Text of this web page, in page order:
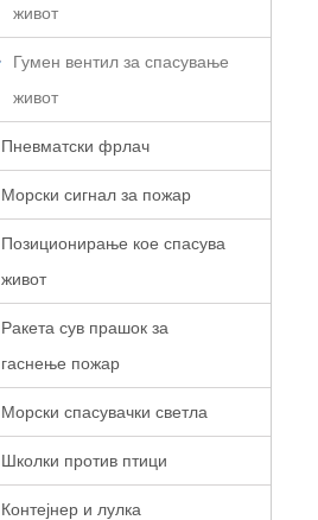
живот
Гумен вентил за спасување
живот
Пневматски фрлач
Морски сигнал за пожар
Позиционирање кое спасува
живот
Ракета сув прашок за
гаснење пожар
Морски спасувачки светла
Школки против птици
Контејнер и лулка